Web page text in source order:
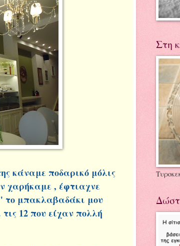
κάναμε ποδαρικό μόλις
χαρήκαμε , έφτιαχνε
το μπακλαβαδάκι μου
12 που είχαν πολλή
Στη